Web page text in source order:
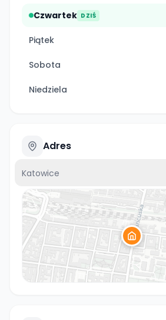
Czwartek DZIŚ
Piątek
Sobota
Niedziela
Adres
Katowice